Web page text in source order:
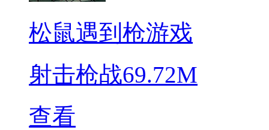
松鼠遇到枪游戏
射击枪战69.72M
查看